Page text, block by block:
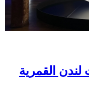
لندن القمرية